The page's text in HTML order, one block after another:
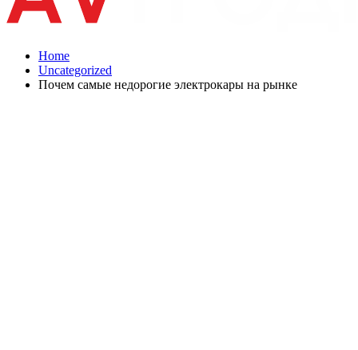
Home
Uncategorized
Почем самые недорогие электрокары на рынке